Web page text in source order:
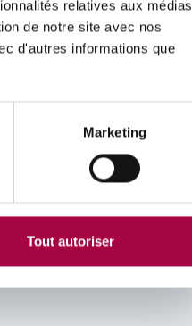
relatives aux médias
de notre site avec nos
d'autres informations que
Marketing
Tout autoriser